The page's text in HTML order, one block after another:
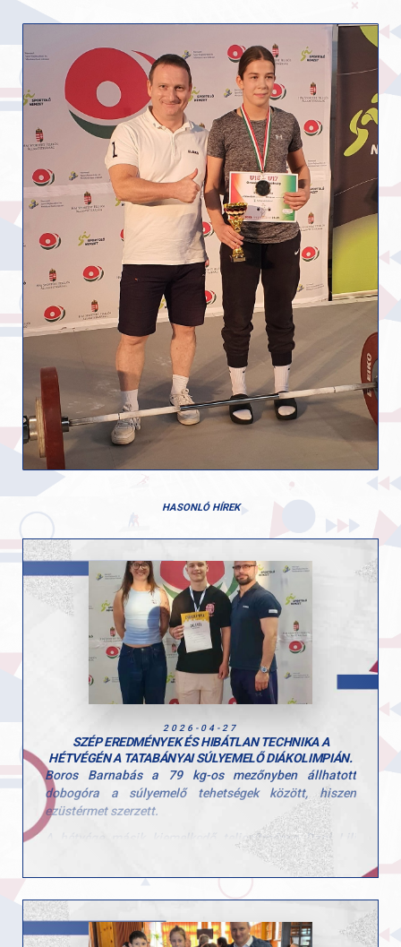
HASONLÓ HÍREK
2026-04-27
SZÉP EREDMÉNYEK ÉS HIBÁTLAN TECHNIKA A
HÉTVÉGÉN A TATABÁNYAI SÚLYEMELŐ DIÁKOLIMPIÁN.
Boros Barnabás a 79 kg-os mezőnyben állhatott
dobogóra a súlyemelő tehetségek között, hiszen
ezüstérmet szerzett.
A hétvége másik kiemelkedő teljesítménye Dani Lili
nevéhez fűződik, aki technikai kivitelezésben a lehető
legtöbbet hozta ki magából. 90/90 pont. Ez a maximum
Gratulálunk mindkettőjüknek a munkához és az elért
eredményekhez!